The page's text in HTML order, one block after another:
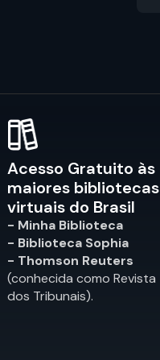
Acesso Gratuito às
maiores bibliotecas
virtuais do Brasil
- Minha Biblioteca
- Biblioteca Sophia
- Thomson Reuters
(conhecida como Revista
dos Tribunais).